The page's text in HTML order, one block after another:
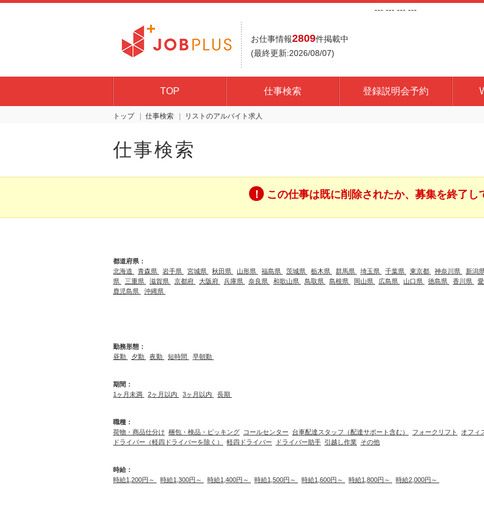
--- --- --- ---
お仕事情報2809件掲載中
(最終更新:2026/08/07)
TOP 仕事検索 登録説明会予約
トップ 仕事検索 リスト
仕事検索
この仕事は既に削除されたか、募集を終了し
都道府県：
北海道
青森県 岩手県 宮城県 秋田県 山形県 福島県 茨城県 栃木県 群馬県 埼玉県 千葉県 東京都 神奈川県 新潟
県
三重県 滋賀県 京都府 大阪府 兵庫県 奈良県 和歌山県 鳥取県 島根県 岡山県 広島県 山口県 徳島県 香川県
鹿児島県
沖縄県
勤務形態：
昼勤
夕勤 夜勤 短時間 早朝勤
期間：
1ヶ月未満
2ヶ月以内 3ヶ月以内 長期
職種：
荷物・商品仕分け 梱包・検品・ピッキング コールセンター 台車配達スタッフ（配達サポート含む） フォークリフト オフィ
ドライバー（軽四ドライバーを除く）
軽四ドライバー ドライバー助手 引越し作業 その他
時給：
時給1,200円～
時給1,300円～ 時給1,400円～ 時給1,500円～ 時給1,600円～ 時給1,800円～ 時給2,000円～